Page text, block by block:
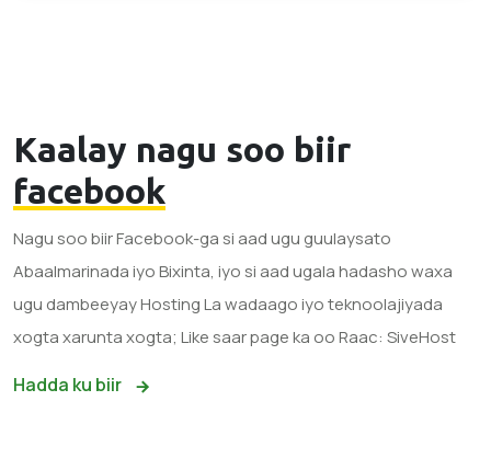
Kaalay nagu soo biir
facebook
Nagu soo biir Facebook-ga si aad ugu guulaysato
Abaalmarinada iyo Bixinta, iyo si aad ugala hadasho waxa
ugu dambeeyay Hosting La wadaago iyo teknoolajiyada
xogta xarunta xogta; Like saar page ka oo Raac: SiveHost
Hadda ku biir